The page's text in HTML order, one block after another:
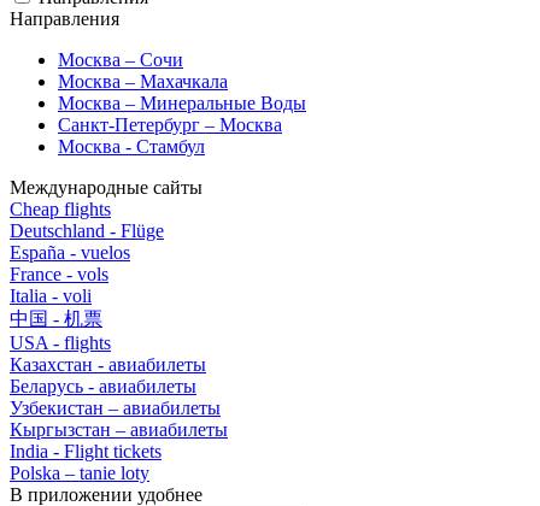
Направления
Москва – Сочи
Москва – Махачкала
Москва – Минеральные Воды
Санкт-Петербург – Москва
Москва - Стамбул
Международные сайты
Cheap flights
Deutschland - Flüge
España - vuelos
France - vols
Italia - voli
中国 - 机票
USA - flights
Казахстан - авиабилеты
Беларусь - авиабилеты
Узбекистан – авиабилеты
Кыргызстан – авиабилеты
India - Flight tickets
Polska – tanie loty
В приложении удобнее